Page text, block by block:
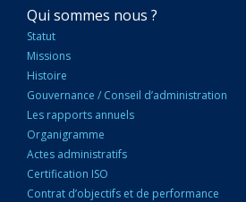
NAVIGATION
PRINCIPALE
Qui sommes nous ?
Statut
Missions
Histoire
Gouvernance / Conseil d’administration
Les rapports annuels
Organigramme
Actes administratifs
Certification ISO
Contrat d’objectifs et de performance